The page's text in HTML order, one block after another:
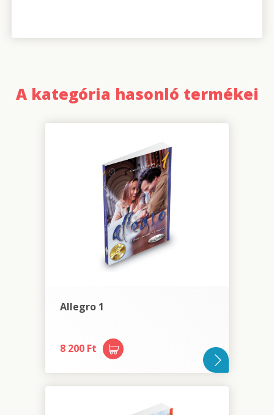
A kategória hasonló termékei
Allegro 1
8 200 Ft